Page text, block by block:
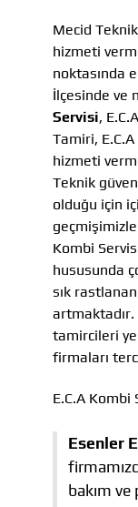
Mecid
hizmeti
noktasında
İlçesinde ve
Servisi,
Tamiri,
hizmeti
Teknik
olduğu için
Kombi
hususunda
sık
artmaktadır.
tamircileri
firmaları
E.C.A Kombi
Esenler
bakım